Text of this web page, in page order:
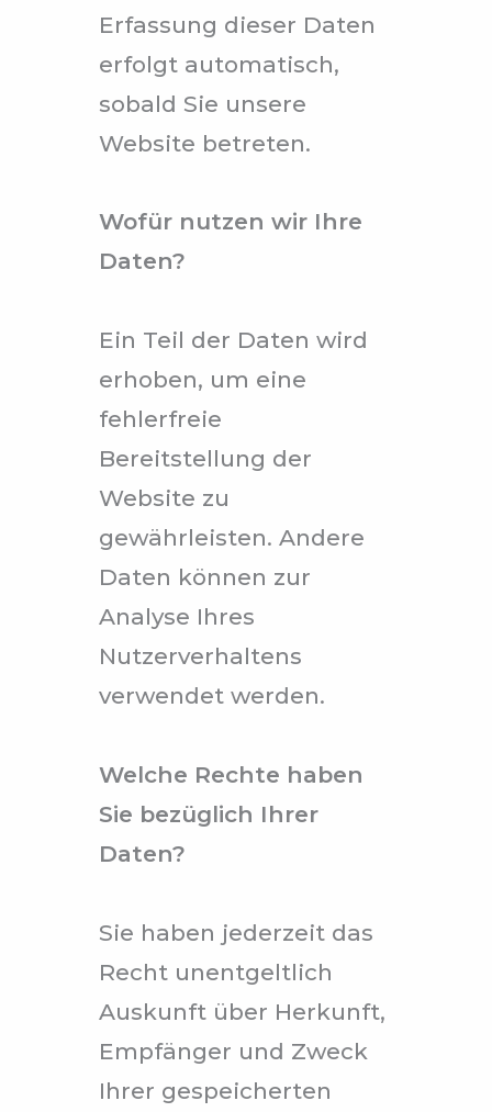
Erfassung dieser Daten
erfolgt automatisch,
sobald Sie unsere
Website betreten.
Wofür nutzen wir Ihre
Daten?
Ein Teil der Daten wird
erhoben, um eine
fehlerfreie
Bereitstellung der
Website zu
gewährleisten. Andere
Daten können zur
Analyse Ihres
Nutzerverhaltens
verwendet werden.
Welche Rechte haben
Sie bezüglich Ihrer
Daten?
Sie haben jederzeit das
Recht unentgeltlich
Auskunft über Herkunft,
Empfänger und Zweck
Ihrer gespeicherten